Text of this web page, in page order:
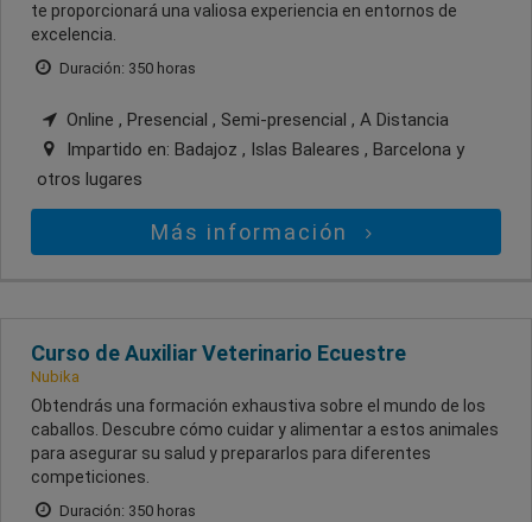
te proporcionará una valiosa experiencia en entornos de
excelencia.
Duración: 350 horas
Online , Presencial , Semi-presencial , A Distancia
Impartido en: Badajoz , Islas Baleares , Barcelona y
otros lugares
Más información
Curso de Auxiliar Veterinario Ecuestre
Nubika
Obtendrás una formación exhaustiva sobre el mundo de los
caballos. Descubre cómo cuidar y alimentar a estos animales
para asegurar su salud y prepararlos para diferentes
competiciones.
Duración: 350 horas